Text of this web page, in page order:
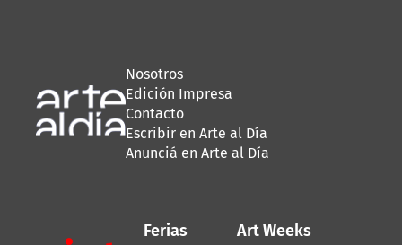
Nosotros
Edición Impresa
Contacto
Escribir en Arte al Día
Anunciá en Arte al Día
Ferias Art Weeks